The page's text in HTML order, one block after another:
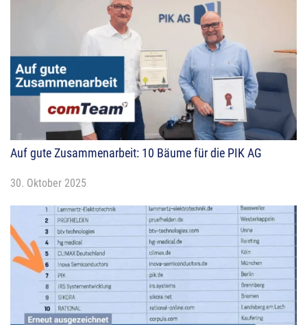
Auf gute Zusammenarbeit: 10 Bäume für die PIK AG
30. Oktober 2025